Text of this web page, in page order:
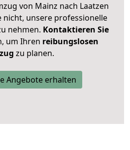
von Mainz nach Laatzen
nicht, unsere professionelle
nehmen. Kontaktieren Sie
um Ihren reibungslosen
zu planen.
Angebote erhalten